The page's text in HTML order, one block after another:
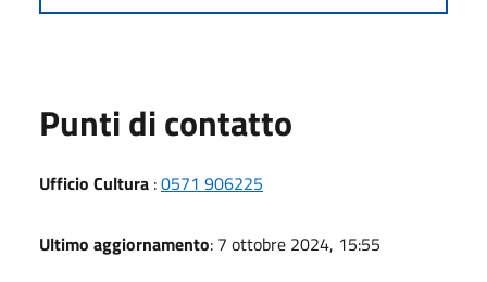
Punti di contatto
Ufficio Cultura :0571 906225
Ultimo aggiornamento: 7 ottobre 2024, 15:55